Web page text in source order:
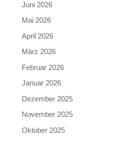
Juni 2026
Mai 2026
April 2026
März 2026
Februar 2026
Januar 2026
Dezember 2025
November 2025
Oktober 2025